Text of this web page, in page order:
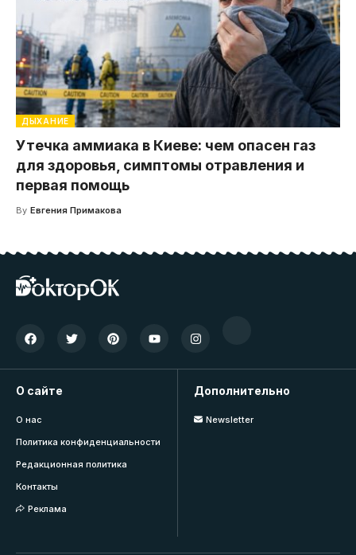
ДЫХАНИЕ
Утечка аммиака в Киеве: чем опасен газ
для здоровья, симптомы отравления и
первая помощь
By Евгения Примакова
О сайте
О нас
Политика конфиденциальности
Редакционная политика
Контакты
Реклама
Дополнительно
Newsletter